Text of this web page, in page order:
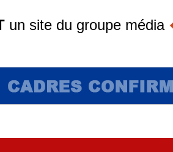
un site du groupe média